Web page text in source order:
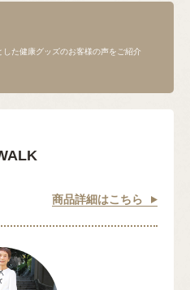
た健康グッズのお客様の声をご紹介
商品詳細はこちら